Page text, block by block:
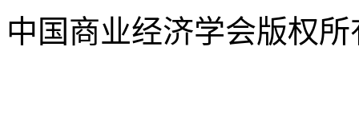
中国商业经济学会版权所